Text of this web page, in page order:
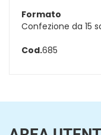
Formato
Confezione da 15
Cod.685